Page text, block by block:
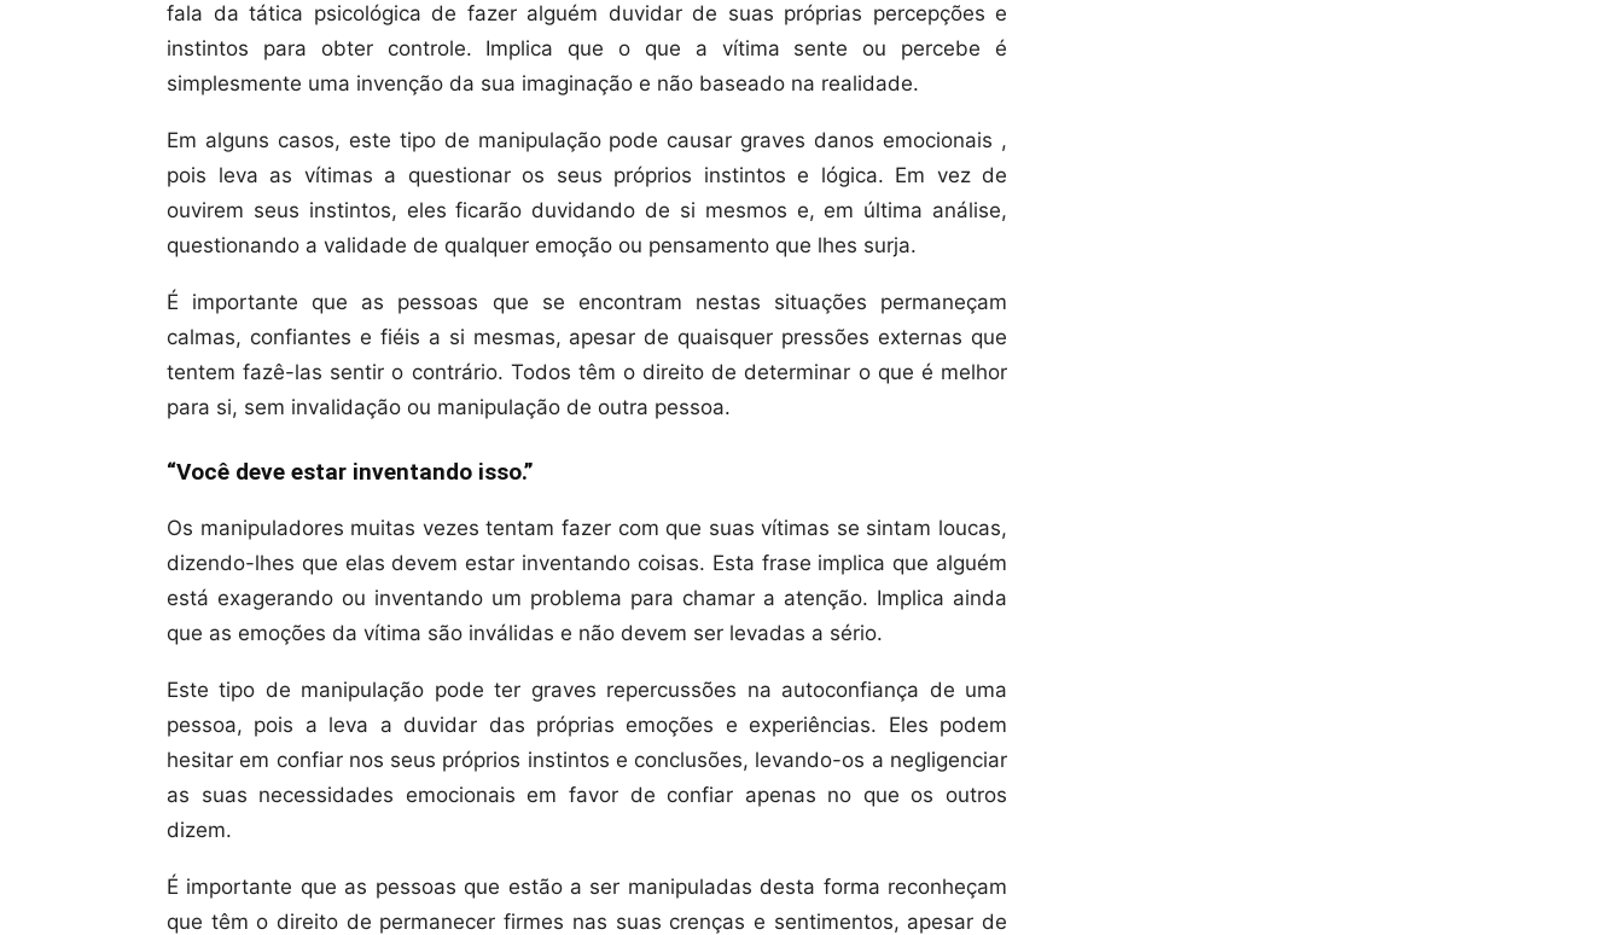
fala da tática psicológica de fazer alguém duvidar de suas próprias percepções e
instintos para obter controle. Implica que o que a vítima sente ou percebe é
simplesmente uma invenção da sua imaginação e não baseado na realidade.
Em alguns casos, este tipo de manipulação pode causar graves danos emocionais ,
pois leva as vítimas a questionar os seus próprios instintos e lógica. Em vez de
ouvirem seus instintos, eles ficarão duvidando de si mesmos e, em última análise,
questionando a validade de qualquer emoção ou pensamento que lhes surja.
É importante que as pessoas que se encontram nestas situações permaneçam
calmas, confiantes e fiéis a si mesmas, apesar de quaisquer pressões externas que
tentem fazê-las sentir o contrário. Todos têm o direito de determinar o que é melhor
para si, sem invalidação ou manipulação de outra pessoa.
“Você deve estar inventando isso.”
Os manipuladores muitas vezes tentam fazer com que suas vítimas se sintam loucas,
dizendo-lhes que elas devem estar inventando coisas. Esta frase implica que alguém
está exagerando ou inventando um problema para chamar a atenção. Implica ainda
que as emoções da vítima são inválidas e não devem ser levadas a sério.
Este tipo de manipulação pode ter graves repercussões na autoconfiança de uma
pessoa, pois a leva a duvidar das próprias emoções e experiências. Eles podem
hesitar em confiar nos seus próprios instintos e conclusões, levando-os a negligenciar
as suas necessidades emocionais em favor de confiar apenas no que os outros
dizem.
É importante que as pessoas que estão a ser manipuladas desta forma reconheçam
que têm o direito de permanecer firmes nas suas crenças e sentimentos, apesar de